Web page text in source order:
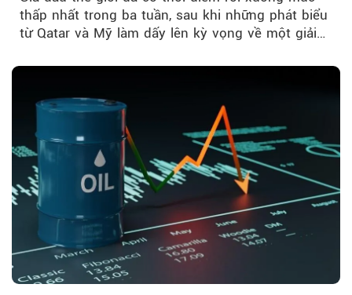
thấp nhất trong ba tuần, sau khi những phát biểu
từ Qatar và Mỹ làm dấy lên kỳ vọng về một giải
Iran.